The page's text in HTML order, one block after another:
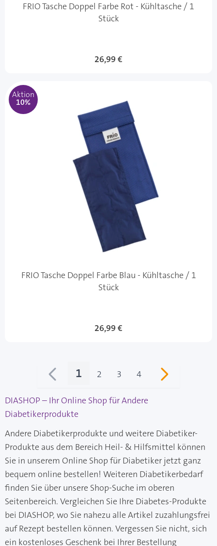
FRIO Tasche Doppel Farbe Rot - Kühltasche / 1
Stück
Sonderangebot
26,99 €
Aktion
10%
FRIO Tasche Doppel Farbe Blau - Kühltasche / 1
Stück
Sonderangebot
26,99 €
Sie lesen gerade Seite
1 Seite
2 Seite
3 Seite
4
DIASHOP – Ihr Online Shop für Andere
Diabetikerprodukte
Andere Diabetikerprodukte und weitere Diabetiker-
Produkte aus dem Bereich Heil- & Hilfsmittel können
Sie in unserem Online Shop für Diabetiker jetzt ganz
bequem online bestellen! Weiteren Diabetikerbedarf
finden Sie über unsere Shop-Suche im oberen
Seitenbereich. Vergleichen Sie Ihre Diabetes-Produkte
bei DIASHOP, wo Sie nahezu alle Artikel zuzahlungsfrei
auf Rezept bestellen können. Vergessen Sie nicht, sich
ein kostenloses Geschenk bei Ihrer Bestellung